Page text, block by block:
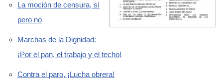
La moción de censura, sí
pero no
Marchas de la Dignidad:
¡Por el pan, el trabajo y el techo!
Contra el paro, ¡Lucha obrera!